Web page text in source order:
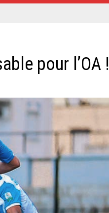
pour l’OA !